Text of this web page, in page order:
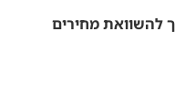
להשוואת מחירים